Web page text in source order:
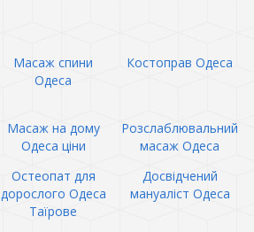
Масаж спини
Одеса
Костоправ Одеса
Масаж на дому
Одеса ціни
Розслаблювальний
масаж Одеса
Остеопат для
дорослого Одеса
Таїрове
Досвідчений
мануаліст Одеса